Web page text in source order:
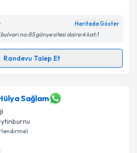
Haritada Göster
no:85 gönye sitesi daire:4 kat:1
Randevu Talep Et
Talebi
Demireriçin randevu takvimi
bu uzmandan randevu almanız
e-posta ile
Sağlam